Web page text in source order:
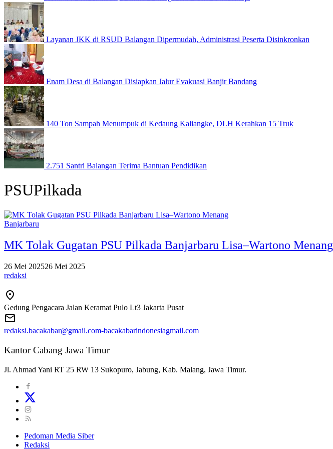
Layanan JKK di RSUD Balangan Dipermudah, Administrasi Peserta Disinkronkan
Enam Desa di Balangan Disiapkan Jalur Evakuasi Banjir Bandang
140 Ton Sampah Menumpuk di Kedaung Kaliangke, DLH Kerahkan 15 Truk
2.751 Santri Balangan Terima Bantuan Pendidikan
PSUPilkada
Banjarbaru
MK Tolak Gugatan PSU Pilkada Banjarbaru Lisa–Wartono Menang
26 Mei 202526 Mei 2025
redaksi
Gedung Pengacara Jalan Keramat Pulo Lt3 Jakarta Pusat
redaksi.bacakabar@gmail.com-bacakabarindonesiagmail.com
Kantor Cabang Jawa Timur
Jl. Ahmad Yani RT 25 RW 13 Sukopuro, Jabung, Kab. Malang, Jawa Timur.
Pedoman Media Siber
Redaksi